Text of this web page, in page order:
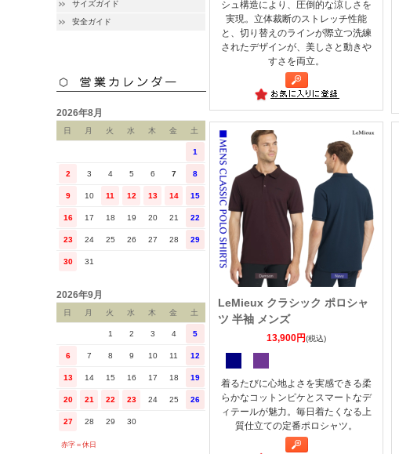
サイズガイド
安全ガイド
2026年8月
日 月 火 水 木 金 土
1
2 3 4 5 6 7 8
9 10 11 12 13 14 15
16 17 18 19 20 21 22
23 24 25 26 27 28 29
30 31
2026年9月
日 月 火 水 木 金 土
1 2 3 4 5
6 7 8 9 10 11 12
13 14 15 16 17 18 19
20 21 22 23 24 25 26
27 28 29 30
赤字＝休日
シュ構造により、圧倒的な涼しさを
実現。立体裁断のストレッチ性能
と、切り替えのラインが際立つ洗練
されたデザインが、美しさと動きや
すさを両立。
LeMieux クラシック ポロシャ
ツ 半袖 メンズ
13,900円(税込)
着るたびに心地よさを実感できる柔
らかなコットンピケとスマートなデ
ィテールが魅力。毎日着たくなる上
質仕立ての定番ポロシャツ。